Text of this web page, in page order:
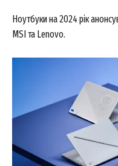
Ноутбуки на 2024 рік
MSI та Lenovo.